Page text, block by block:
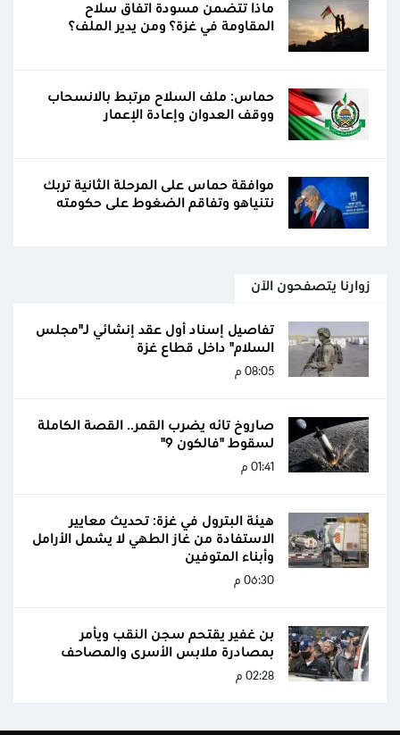
ماذا تتضمن مسودة اتفاق سلاح
المقاومة في غزة؟ ومن يدير الملف؟
حماس: ملف السلاح مرتبط بالانسحاب
ووقف العدوان وإعادة الإعمار
موافقة حماس على المرحلة الثانية تربك
نتنياهو وتفاقم الضغوط على حكومته
زوارنا يتصفحون الآن
تفاصيل إسناد أول عقد إنشائي لـ"مجلس
السلام" داخل قطاع غزة
08:05 م
صاروخ تائه يضرب القمر.. القصة الكاملة
لسقوط "فالكون 9"
01:41 م
هيئة البترول في غزة: تحديث معايير
الاستفادة من غاز الطهي لا يشمل الأرامل
وأبناء المتوفين
06:30 م
بن غفير يقتحم سجن النقب ويأمر
بمصادرة ملابس الأسرى والمصاحف
02:28 م